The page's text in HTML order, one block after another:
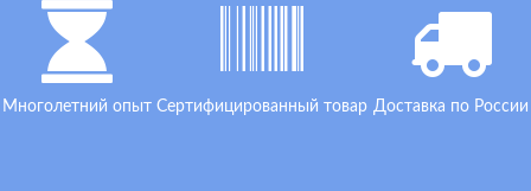
Многолетний опыт Сертифицированный товар Доставка по России